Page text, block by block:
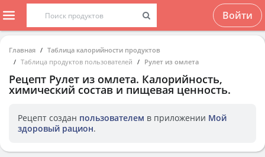
Войти
Главная
Таблица калорийности продуктов
Таблица продуктов пользователей
Рулет из омлета
Рецепт Рулет из омлета. Калорийность,
химический состав и пищевая ценность.
Рецепт создан пользователем в приложении Мой
здоровый рацион.